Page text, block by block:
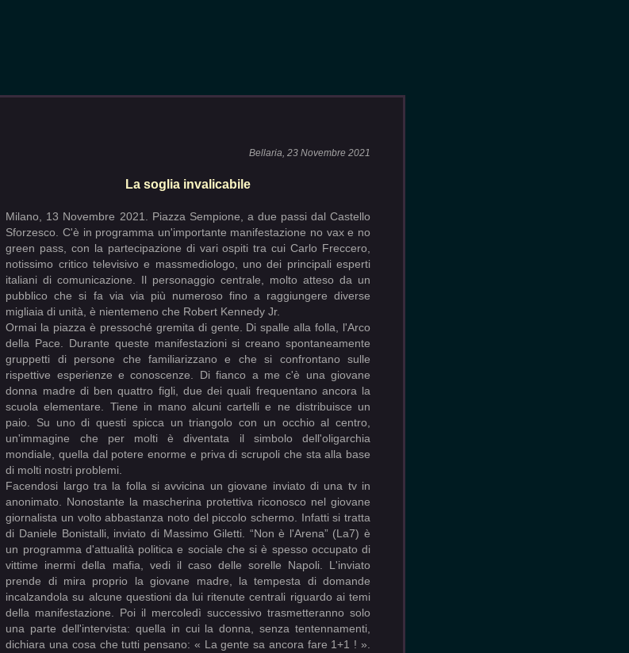
Bellaria, 23 Novembre 2021
La soglia invalicabile
Milano, 13 Novembre 2021. Piazza Sempione, a due passi dal Castello
Sforzesco. C'è in programma un'importante manifestazione no vax e no
green pass, con la partecipazione di vari ospiti tra cui Carlo Freccero,
notissimo critico televisivo e massmediologo, uno dei principali esperti
italiani di comunicazione. Il personaggio centrale, molto atteso da un
pubblico che si fa via via più numeroso fino a raggiungere diverse
migliaia di unità, è nientemeno che Robert Kennedy Jr.
Ormai la piazza è pressoché gremita di gente. Di spalle alla folla, l'Arco
della Pace. Durante queste manifestazioni si creano spontaneamente
gruppetti di persone che familiarizzano e che si confrontano sulle
rispettive esperienze e conoscenze. Di fianco a me c'è una giovane
donna madre di ben quattro figli, due dei quali frequentano ancora la
scuola elementare. Tiene in mano alcuni cartelli e ne distribuisce un
paio. Su uno di questi spicca un triangolo con un occhio al centro,
un'immagine che per molti è diventata il simbolo dell'oligarchia
mondiale, quella dal potere enorme e priva di scrupoli che sta alla base
di molti nostri problemi.
Facendosi largo tra la folla si avvicina un giovane inviato di una tv in
anonimato. Nonostante la mascherina protettiva riconosco nel giovane
giornalista un volto abbastanza noto del piccolo schermo. Infatti si tratta
di Daniele Bonistalli, inviato di Massimo Giletti. “Non è l'Arena” (La7) è
un programma d'attualità politica e sociale che si è spesso occupato di
vittime inermi della mafia, vedi il caso delle sorelle Napoli. L'inviato
prende di mira proprio la giovane madre, la tempesta di domande
incalzandola su alcune questioni da lui ritenute centrali riguardo ai temi
della manifestazione. Poi il mercoledì successivo trasmetteranno solo
una parte dell'intervista: quella in cui la donna, senza tentennamenti,
dichiara una cosa che tutti pensano: « La gente sa ancora fare 1+1 ! ».